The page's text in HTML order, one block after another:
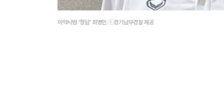
마약사범 '청담' 최병민.ⓒ경기남부경찰 제공